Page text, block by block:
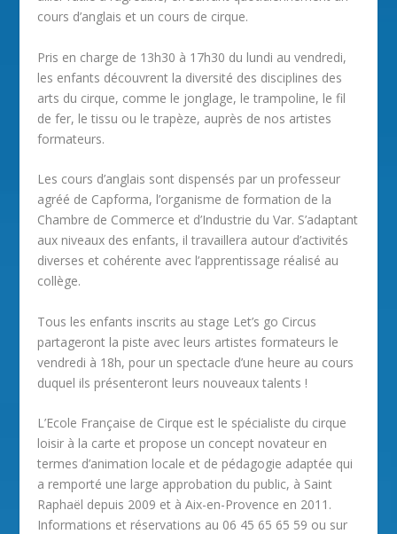
cours d’anglais et un cours de cirque.
Pris en charge de 13h30 à 17h30 du lundi au vendredi,
les enfants découvrent la diversité des disciplines des
arts du cirque, comme le jonglage, le trampoline, le fil
de fer, le tissu ou le trapèze, auprès de nos artistes
formateurs.
Les cours d’anglais sont dispensés par un professeur
agréé de Capforma, l’organisme de formation de la
Chambre de Commerce et d’Industrie du Var. S’adaptant
aux niveaux des enfants, il travaillera autour d’activités
diverses et cohérente avec l’apprentissage réalisé au
collège.
Tous les enfants inscrits au stage Let’s go Circus
partageront la piste avec leurs artistes formateurs le
vendredi à 18h, pour un spectacle d’une heure au cours
duquel ils présenteront leurs nouveaux talents !
L’Ecole Française de Cirque est le spécialiste du cirque
loisir à la carte et propose un concept novateur en
termes d’animation locale et de pédagogie adaptée qui
a remporté une large approbation du public, à Saint
Raphaël depuis 2009 et à Aix-en-Provence en 2011.
Informations et réservations au 06 45 65 65 59 ou sur